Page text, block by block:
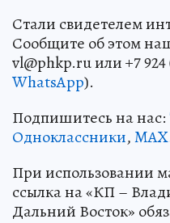
Стали свидетелем
Сообщите об этом
vl@phkp.ru или +7 924
WhatsApp).
Подпишитесь на нас:
Одноклассники,MAX
При использовании
ссылка на «КП –
Дальний Восток»